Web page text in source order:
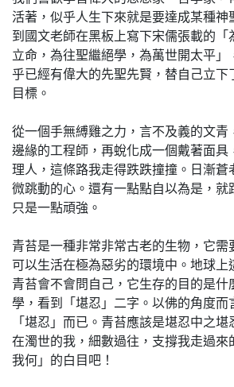
活著，似乎人生下來就是要達成某種神
到國文老師在黑板上寫下宋儒張載的「
立命，為往聖繼絕學，為萬世開太平」
乎已經有偉大的先聖先賢，替自己立下
目標。
從一個手無縛雞之力，言不及義的文青
邊緣的工程師，再蛻化成一個戴著面具
理人，這條路我走得跌跌撞撞。日漸蒼
微跳動的心。還有一點點自以為是，就
只是一點頑強。
青苔是一種非常非常古老的生物，它需
可以生活在極為惡劣的環境中。地球上
青苔會不會問自己，它生存的目的是什
學，看到「堪忍」二字。以佛的角度而
「堪忍」而已。青苔應該是堪忍中之
在濁世的我，細數過往，支撐我走過來
我何」的白目吧！